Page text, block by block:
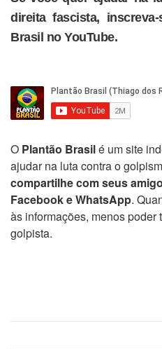
direita fascista,
Brasil no YouTube.
O Plantão Brasilé um site
ajudar na luta contra o
compartilhe com seus
Facebook e WhatsApp.
às informações, menos
golpista.